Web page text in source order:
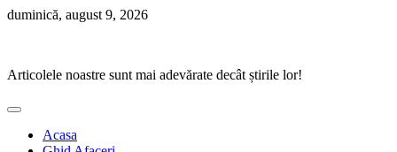
Skip
duminică, august 9, 2026
Articolele noastre sunt mai adevărate decât știrile lor!
Acasa